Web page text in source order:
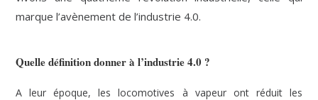
marque l’avènement de l’industrie 4.0.
Quelle définition donner à l’industrie 4.0 ?
A leur époque, les locomotives à vapeur ont réduit les